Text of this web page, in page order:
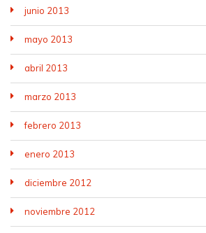
junio 2013
mayo 2013
abril 2013
marzo 2013
febrero 2013
enero 2013
diciembre 2012
noviembre 2012